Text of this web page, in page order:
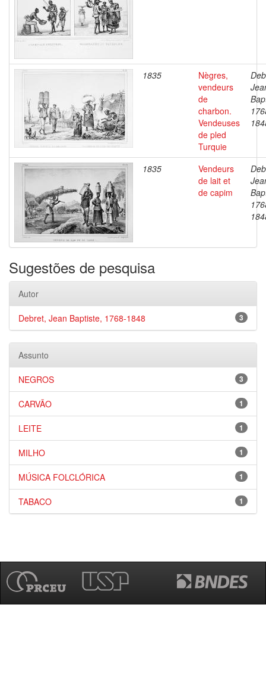
1835
Nègres,
vendeurs
de
charbon.
Vendeuses
de pled
Turquie
1835
Vendeurs
de lait et
de capim
Sugestões de pesquisa
Autor
3
Debret, Jean Baptiste, 1768-1848
Assunto
3
NEGROS
1
CARVÃO
1
LEITE
1
MILHO
1
MÚSICA FOLCLÓRICA
1
TABACO